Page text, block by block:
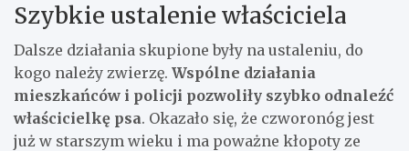
Szybkie ustalenie właściciela
Dalsze działania skupione były na ustaleniu, do
kogo należy zwierzę. Wspólne działania
mieszkańców i policji pozwoliły szybko odnaleźć
właścicielkę psa. Okazało się, że czworonóg jest
już w starszym wieku i ma poważne kłopoty ze